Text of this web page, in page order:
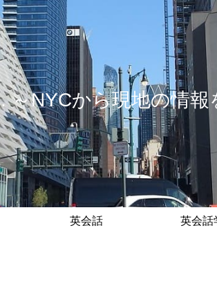
～NYCから現地の情
英会話 英会話